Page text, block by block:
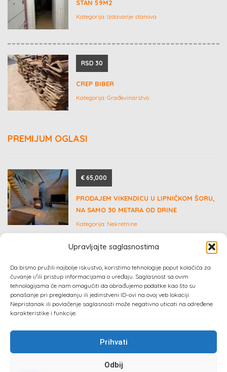
Upravljajte saglasnostima
Da bismo pružili najbolje iskustvo, koristimo tehnologije poput kolačića za
čuvanje i/ili pristup informacijama o uređaju. Saglasnost sa ovim
tehnologijama će nam omogućiti da obrađujemo podatke kao što su
ponašanje pri pregledanju ili jedinstveni ID-ovi na ovoj veb lokaciji.
Nepristanak ili povlačenje saglasnosti može negativno uticati na određene
karakteristike i funkcije.
Prihvati
Odbij
STAN 59M2
Kategorija: Izdavanje stanova
RSD 30
CREP BIBER
Kategorija: Građevinarstvo
PREMIJUM OGLASI
€ 65,000
PRODAJEM VIKENDICU U LIPNIČKOM ŠORU,
NA SAMO 30 METARA OD DRINE
Kategorija: Nekretnine
RESIDENCE PERMIT AND SECOND PASSPORT
IN EUROPE
Kategorija:Konsalting, marketing
Sva prava zadržana 2024 ©Izrada web sajta